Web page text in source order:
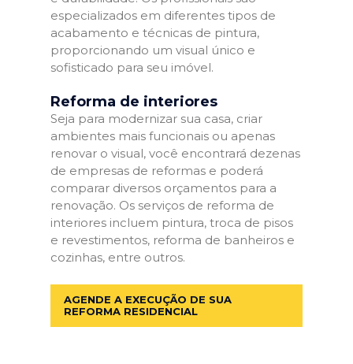
especializados em diferentes tipos de
acabamento e técnicas de pintura,
proporcionando um visual único e
sofisticado para seu imóvel.
Reforma de interiores
Seja para modernizar sua casa, criar
ambientes mais funcionais ou apenas
renovar o visual, você encontrará dezenas
de empresas de reformas e poderá
comparar diversos orçamentos para a
renovação. Os serviços de reforma de
interiores incluem pintura, troca de pisos
e revestimentos, reforma de banheiros e
cozinhas, entre outros.
AGENDE A EXECUÇÃO DE SUA
REFORMA RESIDENCIAL